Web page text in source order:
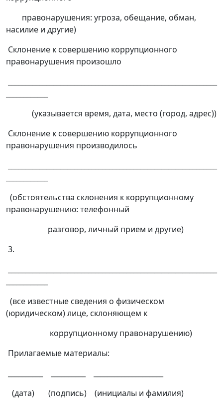
правонарушения: угроза, обещание, обман,
насилие и другие)
Склонение к совершению коррупционного
правонарушения произошло
(указывается время, дата, место (город, адрес))
Склонение к совершению коррупционного
правонарушения производилось
(обстоятельства склонения к коррупционному
правонарушению: телефонный
разговор, личный прием и другие)
3.
(все известные сведения о физическом
(юридическом) лице, склоняющем к
коррупционному правонарушению)
Прилагаемые материалы:
(дата) (подпись) (инициалы и фамилия)